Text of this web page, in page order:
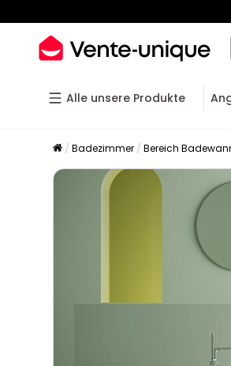
Alle unsere Produkte
Badezimmer Bereich